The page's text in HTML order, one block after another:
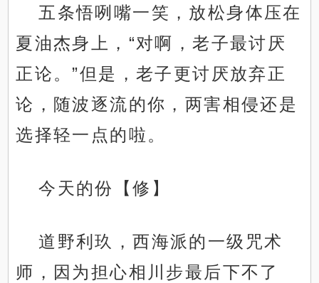
五条悟咧嘴一笑，放松身体压在
夏油杰身上，“对啊，老子最讨厌
正论。”但是，老子更讨厌放弃正
论，随波逐流的你，两害相侵还是
选择轻一点的啦。
今天的份【修】
道野利玖，西海派的一级咒术
师，因为担心相川步最后下不了